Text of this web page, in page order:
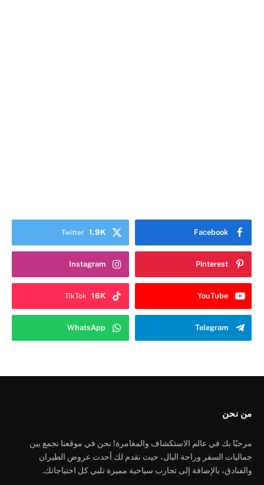
Facebook
Twitter 1.9K
Pinterest
Instagram
YouTube
TikTok 16K
Telegram
WhatsApp
من نحن
مرحبًا بك في عالم الاستكشاف والمغامرة! نحن في موقعنا نجمع بين
جماليات السفر وراحة البال، حيث نقدم لك أحدث عروض الطيران
والفنادق، بالإضافة إلى تجارب سياحية مميزة تلبي كل احتياجاتك.